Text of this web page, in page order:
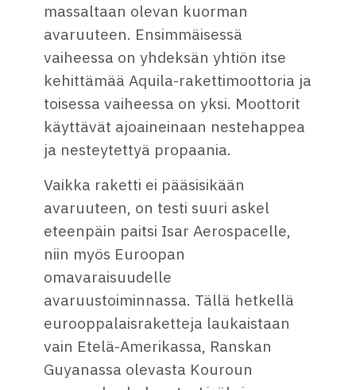
massaltaan olevan kuorman
avaruuteen. Ensimmäisessä
vaiheessa on yhdeksän yhtiön itse
kehittämää Aquila-rakettimoottoria ja
toisessa vaiheessa on yksi. Moottorit
käyttävät ajoaineinaan nestehappea
ja nesteytettyä propaania.
Vaikka raketti ei pääsisikään
avaruuteen, on testi suuri askel
eteenpäin paitsi Isar Aerospacelle,
niin myös Euroopan
omavaraisuudelle
avaruustoiminnassa. Tällä hetkellä
eurooppalaisraketteja laukaistaan
vain Etelä-Amerikassa, Ranskan
Guyanassa olevasta Kouroun